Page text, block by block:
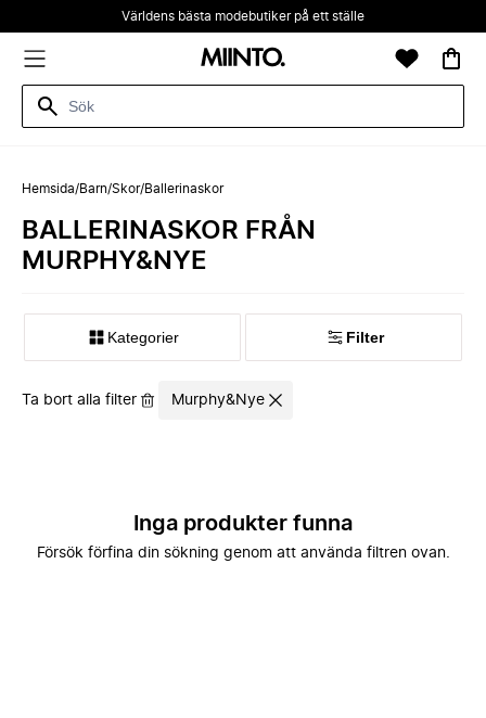
Världens bästa modebutiker på ett ställe
Hemsida/Barn/Skor/Ballerinaskor
BALLERINASKOR FRÅN
MURPHY&NYE
Kategorier Filter
Ta bort alla filter Murphy&Nye
Inga produkter funna
Försök förfina din sökning genom att använda filtren ovan.